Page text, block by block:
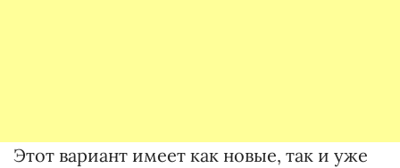
Этот вариант имеет как новые, так и уже